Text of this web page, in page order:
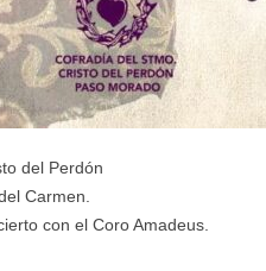
del Perdón
Carmen.
con el Coro Amadeus.